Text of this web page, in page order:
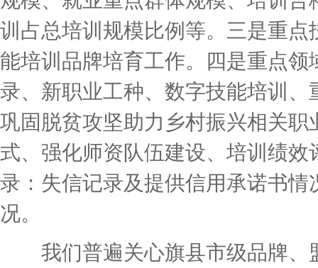
训占总培训规模比例等。三是重
能培训品牌培育工作。四是重点
录、新职业工种、数字技能培训
巩固脱贫攻坚助力乡村振兴相关
式、强化师资队伍建设、培训绩
录：失信记录及提供信用承诺书
况。
我们普遍关心旗县市级品牌、